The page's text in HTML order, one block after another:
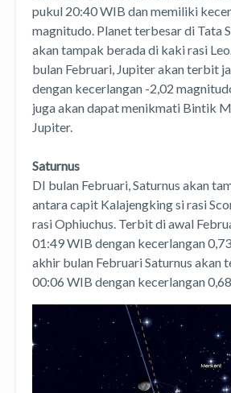
pukul 20:40 WIB dan memiliki
magnitudo. Planet terbesar di Tata
akan tampak berada di kaki rasi
bulan Februari, Jupiter akan terbit
dengan kecerlangan -2,02
juga akan dapat menikmati Bintik
Jupiter.
Saturnus
DI bulan Februari, Saturnus akan
antara capit Kalajengking si rasi
rasi Ophiuchus. Terbit di awal
01:49 WIB dengan kecerlangan
akhir bulan Februari Saturnus akan
00:06 WIB dengan kecerlangan